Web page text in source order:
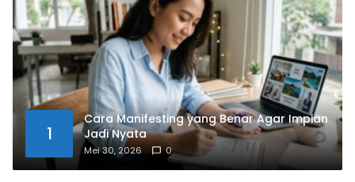
1
Cara Manifesting yang Benar Agar Impian
Jadi Nyata
Mei 30, 2026 0